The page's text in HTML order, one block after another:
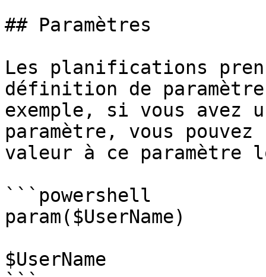
## Paramètres
Les planifications
définition de
exemple, si vous avez
paramètre, vous
valeur à ce
```powershell
param($UserName)
$UserName